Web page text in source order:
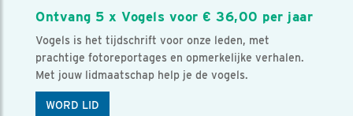
Ontvang 5 x Vogels voor € 36,00 per jaar
Vogels is het tijdschrift voor onze leden, met
prachtige fotoreportages en opmerkelijke verhalen.
Met jouw lidmaatschap help je de vogels.
WORD LID